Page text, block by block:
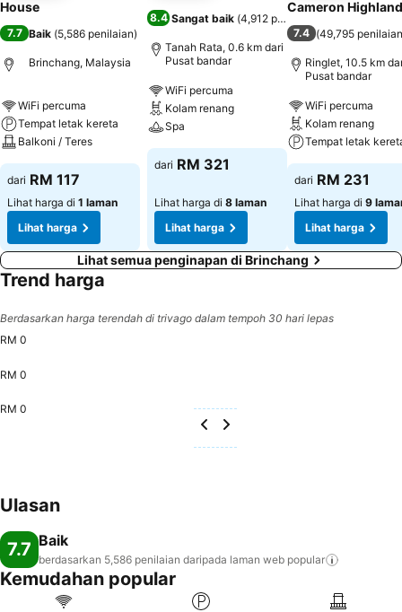
House
7.7 Baik (5,586 penilaian)
Brinchang, Malaysia
WiFi percuma
Tempat letak kereta
Balkoni / Teres
dari RM 117
Lihat harga di 1 laman
Lihat harga
8.4 Sangat baik (4,912 penilaian
Tanah Rata, 0.6 km dari
Pusat bandar
WiFi percuma
Kolam renang
Spa
dari RM 321
Lihat harga di 8 laman
Lihat harga
Cameron
7.4 (49,795 penilaian
Ringlet, 10.5 km
Pusat bandar
WiFi percuma
Kolam renang
Tempat letak
dari RM 231
Lihat harga di 9
Lihat harga
Lihat semua penginapan di Brinchang
Trend harga
Berdasarkan harga terendah di trivago dalam tempoh 30 hari lepas
RM 0
RM 0
RM 0
Ulasan
7.7 Baik
berdasarkan 5,586 penilaian daripada laman web popular
Kemudahan popular